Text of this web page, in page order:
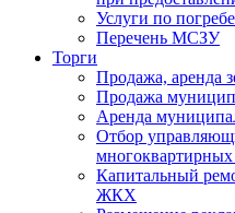
Услуги по
Перечень МСЗУ
Торги
Продажа, аренда
Продажа
Аренда
Отбор
Капитальный
ЖКХ